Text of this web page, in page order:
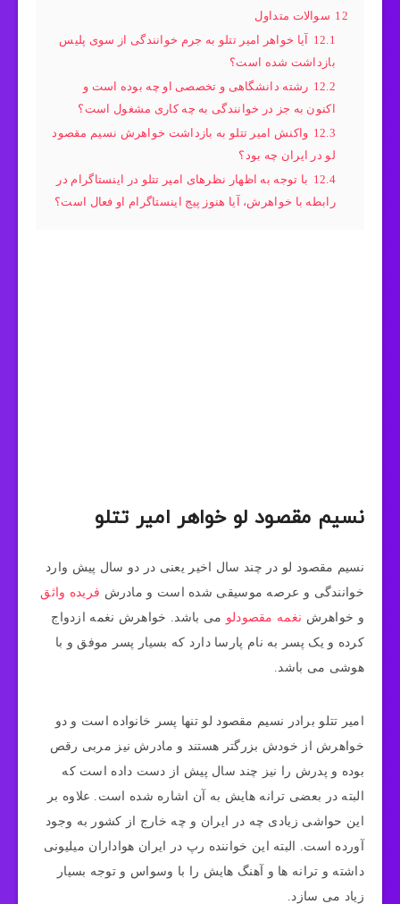
12 سوالات متداول
12.1
آیا خواهر امیر تتلو به جرم خوانندگی از سوی پلیس
بازداشت شده است؟
12.2 رشته دانشگاهی و تخصصی او چه بوده است و
اکنون به جز در خوانندگی به چه کاری مشغول است؟
12.3 واکنش امیر تتلو به بازداشت خواهرش نسیم مقصود
لو در ایران چه بود؟
12.4 با توجه به اظهار نظرهای امیر تتلو در اینستاگرام در
رابطه با خواهرش، آیا هنوز پیج اینستاگرام او فعال است؟
نسیم مقصود لو خواهر امیر تتلو
نسیم مقصود لو در چند سال اخیر یعنی در دو سال پیش وارد
خوانندگی و عرصه موسیقی شده است و مادرش فریده واثق
و خواهرش نغمه مقصودلو می باشد. خواهرش نغمه ازدواج
کرده و یک پسر به نام پارسا دارد که بسیار پسر موفق و با
هوشی می باشد.
امیر تتلو برادر نسیم مقصود لو تنها پسر خانواده است و دو
خواهرش از خودش بزرگتر هستند و مادرش نیز مربی رقص
بوده و پدرش را نیز چند سال پیش از دست داده است که
البته در بعضی ترانه هایش به آن اشاره شده است. علاوه بر
این حواشی زیادی چه در ایران و چه خارج از کشور به وجود
آورده است. البته این خواننده رپ در ایران هواداران میلیونی
داشته و ترانه ها و آهنگ هایش را با وسواس و توجه بسیار
زیاد می سازد.